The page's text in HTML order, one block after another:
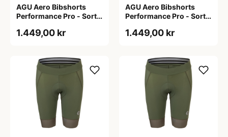
AGU Aero Bibshorts
Performance Pro - Sort -
1.449,00 kr
AGU Aero Bibshorts
Performance Pro - Sort -
1.449,00 kr